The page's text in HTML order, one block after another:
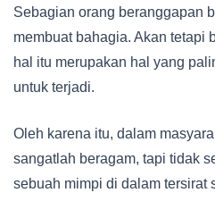
Sebagian orang beranggapan
membuat bahagia. Akan tetapi
hal itu merupakan hal yang
untuk terjadi.
Oleh karena itu, dalam
sangatlah beragam, tapi tidak
sebuah mimpi di dalam tersirat